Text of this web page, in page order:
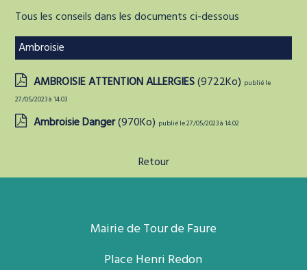
Tous les conseils dans les documents ci-dessous
Ambroisie
AMBROISIE ATTENTION ALLERGIES(9722Ko) publié le
27/05/2023 à 14:03
Ambroisie Danger(970Ko) publié le 27/05/2023 à 14:02
Retour
Mairie de Tour de Faure
Place Henri Redon